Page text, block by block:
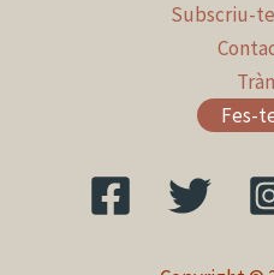
Subscriu-
Fes-